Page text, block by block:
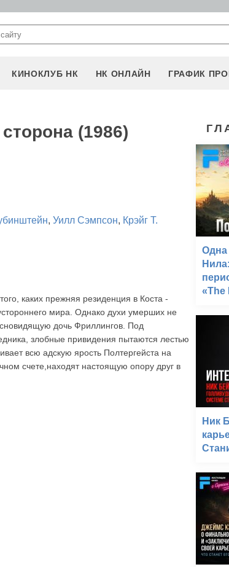
КИНОКЛУБ НК НК ОНЛАЙН ГРАФИК
(1986)
, Уилл Сэмпсон, Крэйг Т.
каких прежняя резиденция в Коста -
мира. Однако духи умерших не
дочь Фриллингов. Под
злобные привидения пытаются лестью
всю адскую ярость Полтергейста на
счете,находят настоящую опору друг в
Одна
«The
Ник